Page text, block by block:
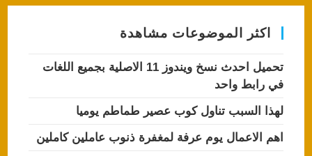
اكثر الموضوعات مشاهدة
تحميل احدث نسخ ويندوز 11 الاصلية بجميع اللغات
في رابط واحد
لهذا السبب تناول كوب عصير طماطم يوميا
اهم الاعمال يوم عرفة لمغفرة ذنوب عاملين كاملين